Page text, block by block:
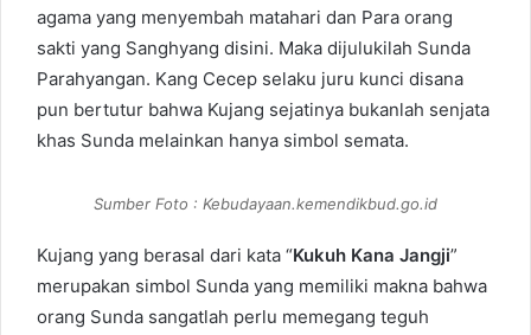
agama yang menyembah matahari dan Para orang
sakti yang Sanghyang disini. Maka dijulukilah Sunda
Parahyangan. Kang Cecep selaku juru kunci disana
pun bertutur bahwa Kujang sejatinya bukanlah senjata
khas Sunda melainkan hanya simbol semata.
Sumber Foto : Kebudayaan.kemendikbud.go.id
Kujang yang berasal dari kata “Kukuh Kana Jangji”
merupakan simbol Sunda yang memiliki makna bahwa
orang Sunda sangatlah perlu memegang teguh